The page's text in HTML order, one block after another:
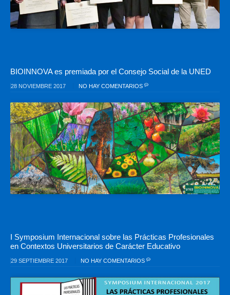
BIOINNOVA es premiada por el Consejo Social de la UNED
28 NOVIEMBRE 2017 NO HAY COMENTARIOS
I Symposium Internacional sobre las Prácticas Profesionales
en Contextos Universitarios de Carácter Educativo
29 SEPTIEMBRE 2017 NO HAY COMENTARIOS